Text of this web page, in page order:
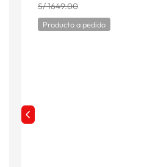
S/ 1649.00
Producto a pedido